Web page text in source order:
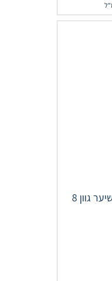
נטורטינט צבע לשיער גוון 8C בלונד